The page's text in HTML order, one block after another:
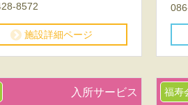
8572
施設詳細ページ
入所サービス 福寿